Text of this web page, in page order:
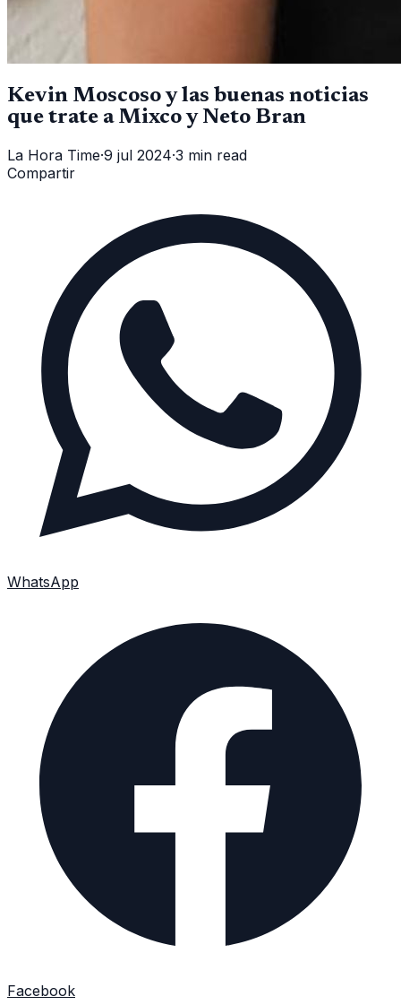
Kevin Moscoso y las buenas noticias
que trate a Mixco y Neto Bran
La Hora Time·9 jul 2024·3 min read
Compartir
WhatsApp
Facebook